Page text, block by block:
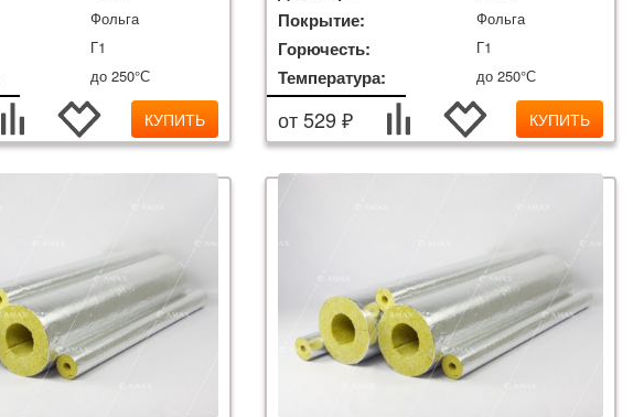
Фольга
Г1
до 250°С
КУПИТЬ
Покрытие: Фольга
Горючесть: Г1
Температура: до 250°С
от 529 ₽ КУПИТЬ